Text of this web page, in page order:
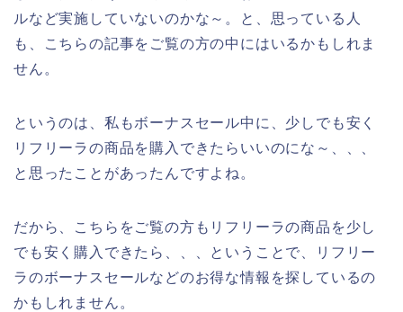
ルなど実施していないのかな～。と、思っている人
も、こちらの記事をご覧の方の中にはいるかもしれま
せん。
というのは、私もボーナスセール中に、少しでも安く
リフリーラの商品を購入できたらいいのにな～、、、
と思ったことがあったんですよね。
だから、こちらをご覧の方もリフリーラの商品を少し
でも安く購入できたら、、、ということで、リフリー
ラのボーナスセールなどのお得な情報を探しているの
かもしれません。